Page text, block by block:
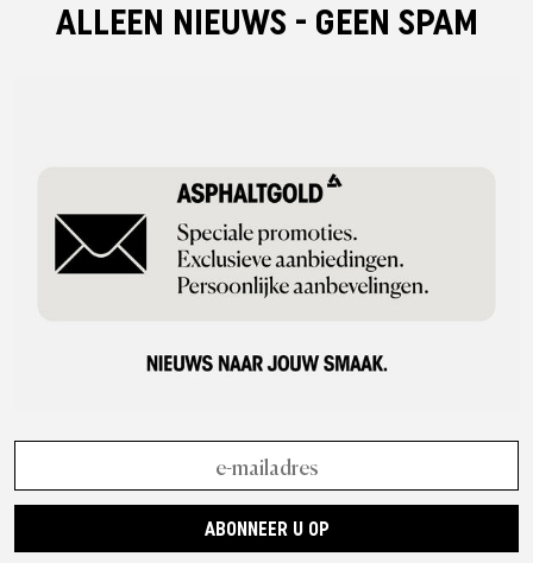
ALLEEN NIEUWS - GEEN SPAM
ABONNEER U OP